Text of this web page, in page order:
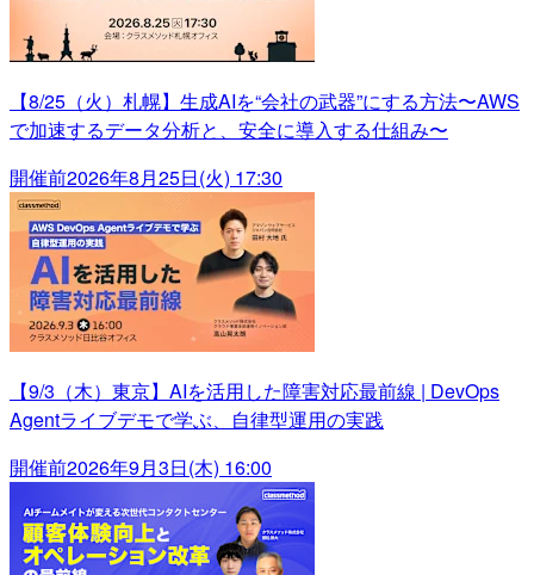
【8/25（火）札幌】生成AIを“会社の武器”にする方法〜AWS
で加速するデータ分析と、安全に導入する仕組み〜
開催前2026年8月25日(火) 17:30
【9/3（木）東京】AIを活用した障害対応最前線 | DevOps
Agentライブデモで学ぶ、自律型運用の実践
開催前2026年9月3日(木) 16:00